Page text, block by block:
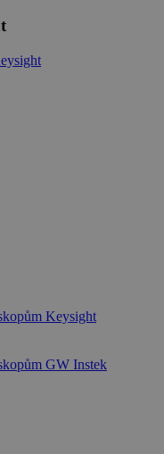
Keysight
GW Instek